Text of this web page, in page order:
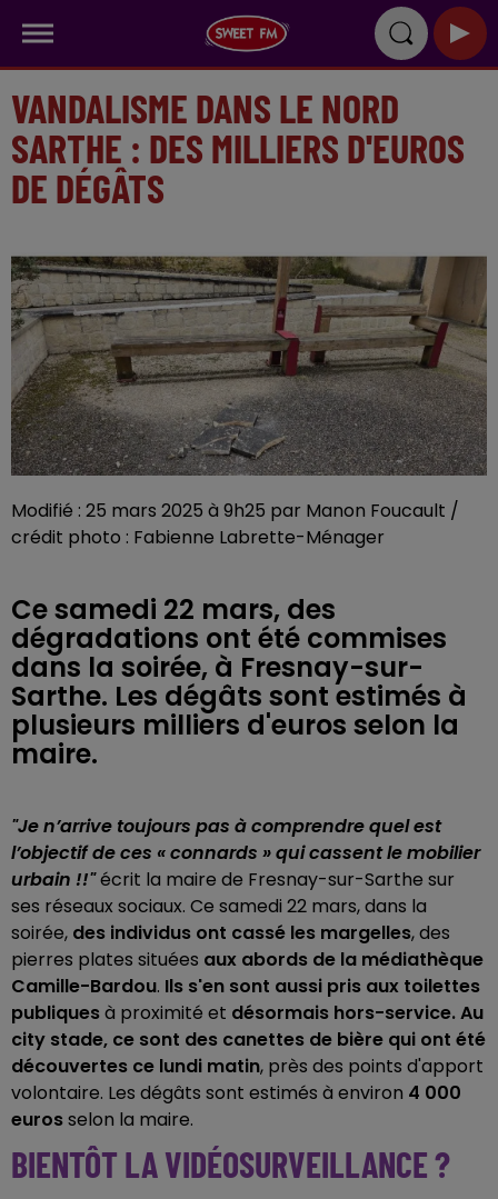
VANDALISME DANS LE NORD
SARTHE : DES MILLIERS D'EUROS
DE DÉGÂTS
Modifié : 25 mars 2025 à 9h25 par Manon Foucault /
crédit photo : Fabienne Labrette-Ménager
Ce samedi 22 mars, des
dégradations ont été commises
dans la soirée, à Fresnay-sur-
Sarthe. Les dégâts sont estimés à
plusieurs milliers d'euros selon la
maire.
"Je n’arrive toujours pas à comprendre quel est
l’objectif de ces « connards » qui cassent le mobilier
urbain !!"écrit la maire de Fresnay-sur-Sarthe sur
ses réseaux sociaux. Ce samedi 22 mars, dans la
soirée, des individus ont cassé les margelles, des
pierres plates situées aux abords de la médiathèque
Camille-Bardou. Ils s'en sont aussi pris aux toilettes
publiquesà proximité et désormais hors-service.Au
city stade, ce sont des canettes de bière qui ont été
découvertes ce lundi matin, près des points d'apport
volontaire. Les dégâts sont estimés à environ 4 000
eurosselon la maire.
BIENTÔT LA VIDÉOSURVEILLANCE ?